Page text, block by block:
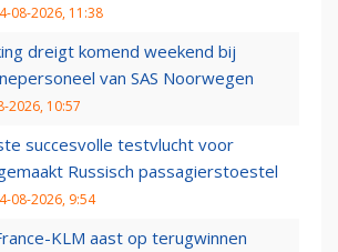
08-2026, 11:38
dreigt komend weekend bij
van SAS Noorwegen
2026, 10:57
succesvolle testvlucht voor
Russisch passagierstoestel
08-2026, 9:54
KLM aast op terugwinnen